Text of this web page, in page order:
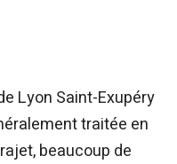
Lyon Saint-Exupéry
traitée en
beaucoup de